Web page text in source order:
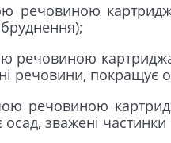
речовиною
речовиною
речовини, покращує
речовиною
зважені